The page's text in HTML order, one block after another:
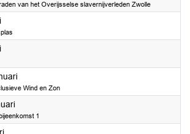
van het Overijsselse slavernijverleden Zwolle
2025
2025
2025
Wind en Zon
2025
1
2025